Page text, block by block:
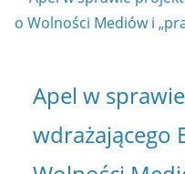
Apel w
wdrażającego